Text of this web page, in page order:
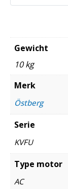
Gewicht
10 kg
Merk
Östberg
Serie
KVFU
Type motor
AC